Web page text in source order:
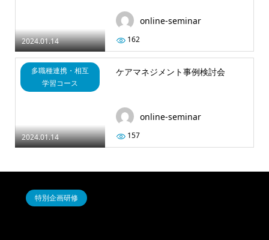
2024.01.14
online-seminar
162
2024.01.14
多職種連携・相互
学習コース
ケアマネジメント事例検討会
online-seminar
157
特別企画研修